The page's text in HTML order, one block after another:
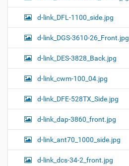
d-link_DFL-1100_side.jpg
d-link_DGS-3610-26_Front.jpg
d-link_DES-3828_Back.jpg
d-link_cwm-100_04.jpg
d-link_DFE-528TX_Side.jpg
d-link_dap-3860_front.jpg
d-link_ant70_1000_side.jpg
d-link_dcs-34-2_front.jpg